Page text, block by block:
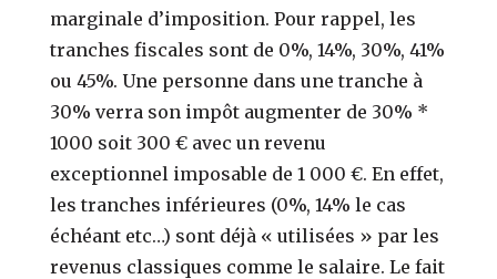
marginale d’imposition. Pour rappel, les
tranches fiscales sont de 0%, 14%, 30%, 41%
ou 45%. Une personne dans une tranche à
30% verra son impôt augmenter de 30% *
1000 soit 300 € avec un revenu
exceptionnel imposable de 1 000 €. En effet,
les tranches inférieures (0%, 14% le cas
échéant etc…) sont déjà « utilisées » par les
revenus classiques comme le salaire. Le fait